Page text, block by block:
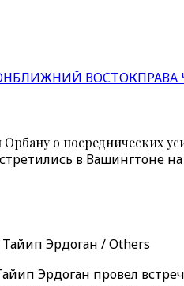
БЛИЖНИЙ ВОСТОКПРАВА
о посреднических
в Вашингтоне
Эрдоган / Others
Эрдоган провел